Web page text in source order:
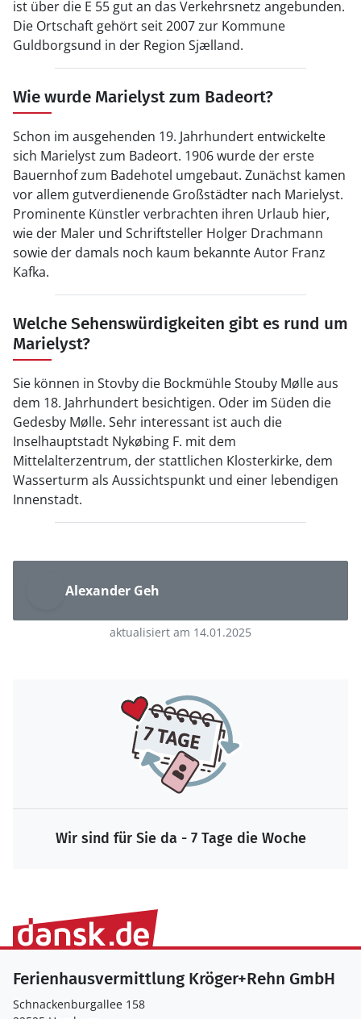
ist über die E 55 gut an das Verkehrsnetz angebunden.
Die Ortschaft gehört seit 2007 zur Kommune
Guldborgsund in der Region Sjælland.
Wie wurde Marielyst zum Badeort?
Schon im ausgehenden 19. Jahrhundert entwickelte
sich Marielyst zum Badeort. 1906 wurde der erste
Bauernhof zum Badehotel umgebaut. Zunächst kamen
vor allem gutverdienende Großstädter nach Marielyst.
Prominente Künstler verbrachten ihren Urlaub hier,
wie der Maler und Schriftsteller Holger Drachmann
sowie der damals noch kaum bekannte Autor Franz
Kafka.
Welche Sehenswürdigkeiten gibt es rund um
Marielyst?
Sie können in Stovby die Bockmühle Stouby Mølle aus
dem 18. Jahrhundert besichtigen. Oder im Süden die
Gedesby Mølle. Sehr interessant ist auch die
Inselhauptstadt Nykøbing F. mit dem
Mittelalterzentrum, der stattlichen Klosterkirke, dem
Wasserturm als Aussichtspunkt und einer lebendigen
Innenstadt.
Alexander Geh
aktualisiert am 14.01.2025
Wir sind für Sie da - 7 Tage die Woche
Ferienhausvermittlung Kröger+Rehn GmbH
Schnackenburgallee 158